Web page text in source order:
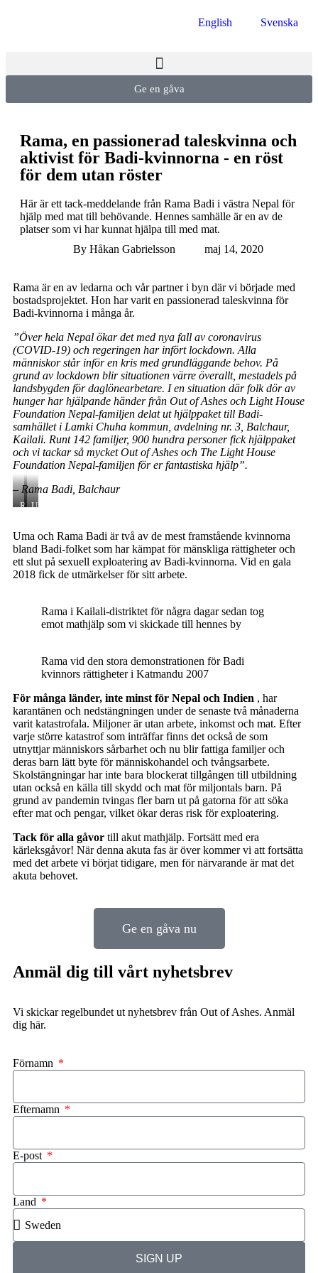
English Svenska
Ge en gåva
Rama, en passionerad taleskvinna och
aktivist för Badi-kvinnorna - en röst
för dem utan röster
Här är ett tack-meddelande från Rama Badi i västra Nepal för
hjälp med mat till behövande. Hennes samhälle är en av de
platser som vi har kunnat hjälpa till med mat.
By Håkan Gabrielsson maj 14, 2020
Rama är en av ledarna och vår partner i byn där vi började med
bostadsprojektet. Hon har varit en passionerad taleskvinna för
Badi-kvinnorna i många år.
”Över hela Nepal ökar det med nya fall av coronavirus
(COVID-19) och regeringen har infört lockdown. Alla
människor står inför en kris med grundläggande behov. På
grund av lockdown blir situationen värre överallt, mestadels på
landsbygden för daglönearbetare. I en situation där folk dör av
hunger har hjälpande händer från Out of Ashes och Light House
Foundation Nepal-familjen delat ut hjälppaket till Badi-
samhället i Lamki Chuha kommun, avdelning nr. 3, Balchaur,
Kailali. Runt 142 familjer, 900 hundra personer fick hjälppaket
och vi tackar så mycket Out of Ashes och The Light House
Foundation Nepal-familjen för er fantastiska hjälp”.
– Rama Badi, Balchaur
Rama
the
award
Uma
the
award
Uma och Rama Badi är två av de mest framstående kvinnorna
bland Badi-folket som har kämpat för mänskliga rättigheter och
ett slut på sexuell exploatering av Badi-kvinnorna. Vid en gala
2018 fick de utmärkelser för sitt arbete.
Rama i Kailali-distriktet för några dagar sedan tog
emot mathjälp som vi skickade till hennes by
Rama vid den stora demonstrationen för Badi
kvinnors rättigheter i Katmandu 2007
För många länder, inte minst för Nepal och Indien , har
karantänen och nedstängningen under de senaste två månaderna
varit katastrofala. Miljoner är utan arbete, inkomst och mat. Efter
varje större katastrof som inträffar finns det också de som
utnyttjar människors sårbarhet och nu blir fattiga familjer och
deras barn lätt byte för människohandel och tvångsarbete.
Skolstängningar har inte bara blockerat tillgången till utbildning
utan också en källa till skydd och mat för miljontals barn. På
grund av pandemin tvingas fler barn ut på gatorna för att söka
efter mat och pengar, vilket ökar deras risk för exploatering.
Tack för alla gåvor till akut mathjälp. Fortsätt med era
kärleksgåvor! När denna akuta fas är över kommer vi att fortsätta
med det arbete vi börjat tidigare, men för närvarande är mat det
akuta behovet.
Ge en gåva nu
Anmäl dig till vårt nyhetsbrev
Vi skickar regelbundet ut nyhetsbrev från Out of Ashes. Anmäl
dig här.
Förnamn
Efternamn
E-post
Land
SIGN UP